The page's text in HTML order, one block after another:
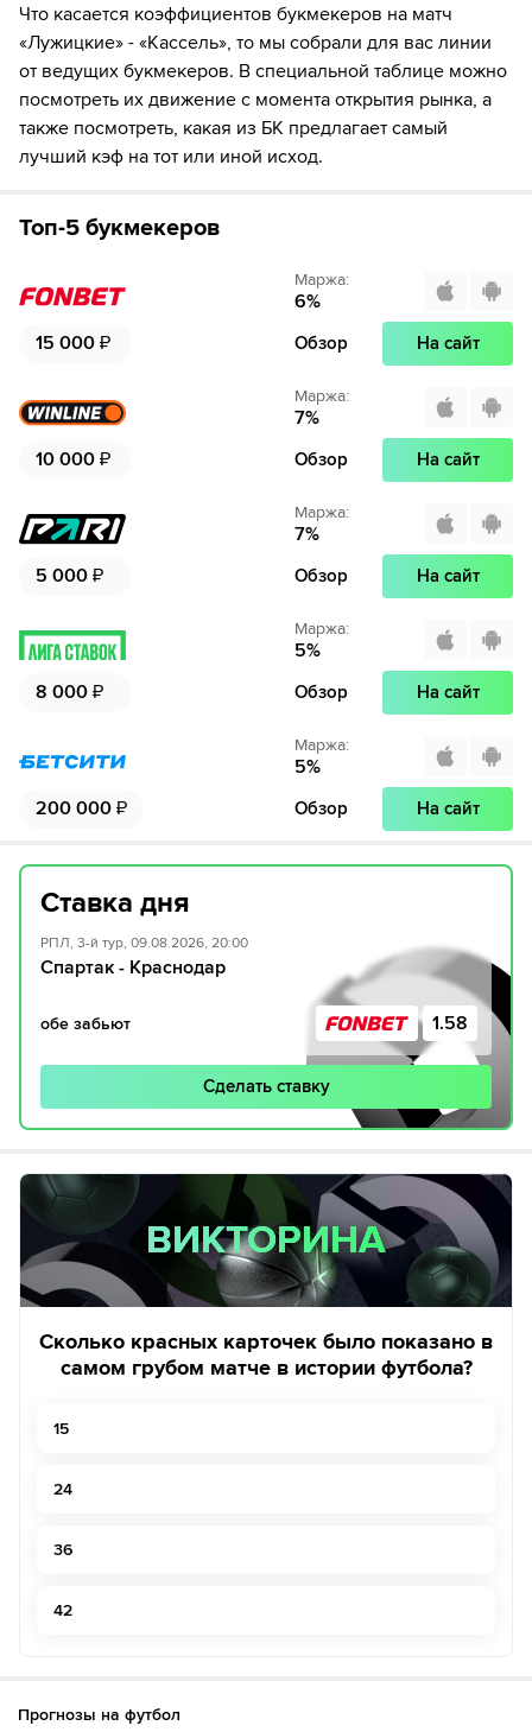
Что касается коэффициентов букмекеров на матч
«Лужицкие» - «Кассель», то мы собрали для вас линии
от ведущих букмекеров. В специальной таблице можно
посмотреть их движение с момента открытия рынка, а
также посмотреть, какая из БК предлагает самый
лучший кэф на тот или иной исход.
Топ-5 букмекеров
15 000 ₽
Маржа:
6%
Обзор На сайт
10 000 ₽
Маржа:
7%
Обзор На сайт
5 000 ₽
Маржа:
7%
Обзор На сайт
8 000 ₽
Маржа:
5%
Обзор На сайт
200 000 ₽
Маржа:
5%
Обзор На сайт
Ставка дня
РПЛ, 3-й тур, 09.08.2026, 20:00
Спартак - Краснодар
обе забьют 1.58
Сделать ставку
ВИКТОРИНА
ВИКТОРИНА
Сколько красных карточек было показано в
самом грубом матче в истории футбола?
15
24
36
42
Прогнозы на футбол